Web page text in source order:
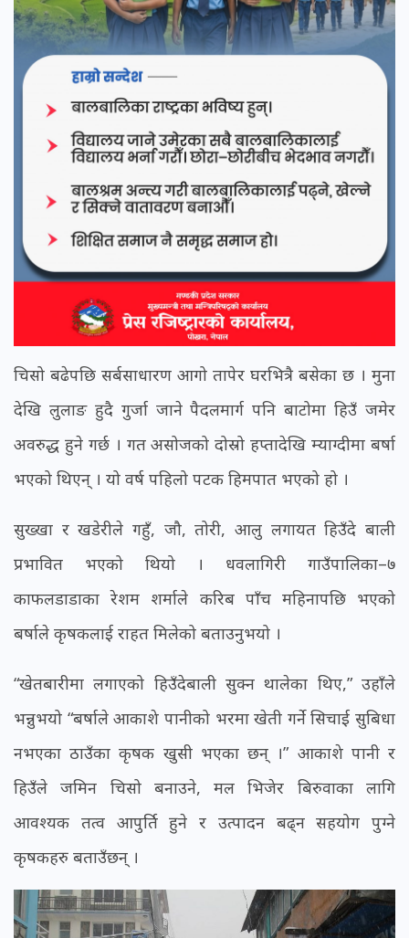
चिसो बढेपछि सर्बसाधारण आगो तापेर घरभित्रै बसेका छ । मुना
देखि लुलाङ हुदै गुर्जा जाने पैदलमार्ग पनि बाटोमा हिउँ जमेर
अवरुद्ध हुने गर्छ । गत असोजको दोस्रो हप्तादेखि म्याग्दीमा बर्षा
भएको थिएन् । यो वर्ष पहिलो पटक हिमपात भएको हो ।
सुख्खा र खडेरीले गहुँ, जौ, तोरी, आलु लगायत हिउँदे बाली
प्रभावित भएको थियो । धवलागिरी गाउँपालिका–७
काफलडाडाका रेशम शर्माले करिब पाँच महिनापछि भएको
बर्षाले कृषकलाई राहत मिलेको बताउनुभयो ।
“खेतबारीमा लगाएको हिउँदेबाली सुक्न थालेका थिए,” उहाँले
भन्नुभयो “बर्षाले आकाशे पानीको भरमा खेती गर्ने सिचाई सुबिधा
नभएका ठाउँका कृषक खुसी भएका छन् ।” आकाशे पानी र
हिउँले जमिन चिसो बनाउने, मल भिजेर बिरुवाका लागि
आवश्यक तत्व आपुर्ति हुने र उत्पादन बढ्न सहयोग पुग्ने
कृषकहरु बताउँछन् ।